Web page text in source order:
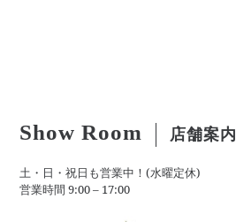
Show Room 店舗案内
土・日・祝日も営業中！(水曜定休)
営業時間 9:00 – 17:00